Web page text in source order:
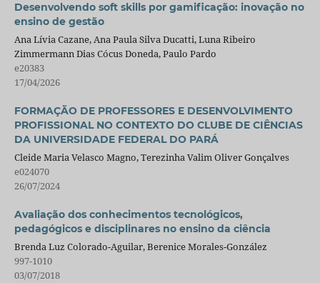
Desenvolvendo soft skills por gamificação: inovação no
ensino de gestão
Ana Lívia Cazane, Ana Paula Silva Ducatti, Luna Ribeiro
Zimmermann Dias Cócus Doneda, Paulo Pardo
e20383
17/04/2026
FORMAÇÃO DE PROFESSORES E DESENVOLVIMENTO
PROFISSIONAL NO CONTEXTO DO CLUBE DE CIÊNCIAS
DA UNIVERSIDADE FEDERAL DO PARÁ
Cleide Maria Velasco Magno, Terezinha Valim Oliver Gonçalves
e024070
26/07/2024
Avaliação dos conhecimentos tecnológicos,
pedagógicos e disciplinares no ensino da ciência
Brenda Luz Colorado-Aguilar, Berenice Morales-González
997-1010
03/07/2018